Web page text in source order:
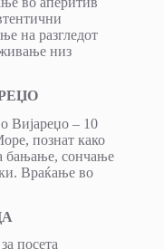
на разгледот
низ
Вијареџо – 10
познат како
бањање, сончање
Враќање во
посета